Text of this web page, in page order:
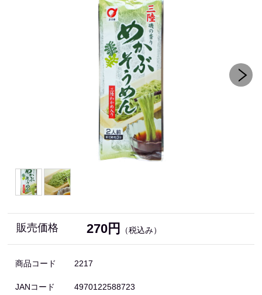
販売価格 270円 （税込み）
商品コード 2217
JANコード 4970122588723